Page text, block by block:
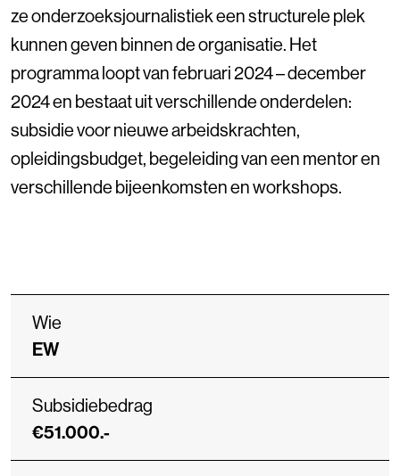
ze onderzoeksjournalistiek een structurele plek
kunnen geven binnen de organisatie. Het
programma loopt van februari 2024 – december
2024 en bestaat uit verschillende onderdelen:
subsidie voor nieuwe arbeidskrachten,
opleidingsbudget, begeleiding van een mentor en
verschillende bijeenkomsten en workshops.
Wie
EW
Subsidiebedrag
€51.000.-